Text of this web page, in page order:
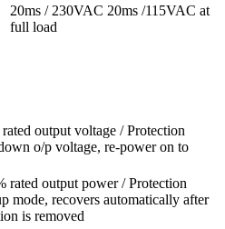
20ms / 230VAC 20ms /115VAC at
full load
output voltage / Protection
o/p voltage, re-power on to
rated output power / Protection
mode, recovers automatically after
is removed